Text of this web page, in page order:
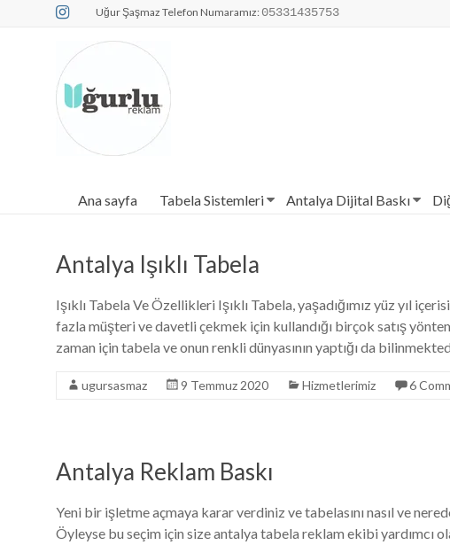
Uğur Şaşmaz Telefon Numaramız: 05331435753
Dijital Baskı
Ana sayfa Tabela Sistemleri Antalya Dijital Baskı
Antalya Işıklı Tabela
Işıklı Tabela Ve Özellikleri Işıklı Tabela, yaşadığımız yüz yıl
fazla müşteri ve davetli çekmek için kullandığı birçok satış
zaman için tabela ve onun renkli dünyasının yaptığı da
ugursasmaz 9 Temmuz 2020 Hizmetlerimiz 6
Antalya Reklam Baskı
Yeni bir işletme açmaya karar verdiniz ve tabelasını nasıl ve
Öyleyse bu seçim için size antalya tabela reklam ekibi yardımcı